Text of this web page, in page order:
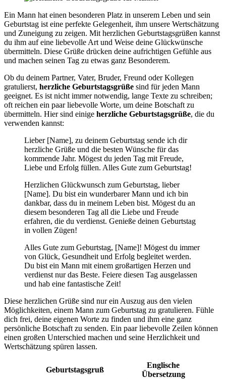
Ein Mann hat einen besonderen Platz in unserem Leben und sein
Geburtstag ist eine perfekte Gelegenheit, ihm unsere Wertschätzung
und Zuneigung zu zeigen. Mit herzlichen Geburtstagsgrüßen kannst
du ihm auf eine liebevolle Art und Weise deine Glückwünsche
übermitteln. Diese Grüße drücken deine aufrichtigen Gefühle aus
und machen seinen Tag zu etwas ganz Besonderem.
Ob du deinem Partner, Vater, Bruder, Freund oder Kollegen
gratulierst, herzliche Geburtstagsgrüße sind für jeden Mann
geeignet. Es ist nicht immer notwendig, lange Texte zu schreiben;
oft reichen ein paar liebevolle Worte, um deine Botschaft zu
übermitteln. Hier sind einige herzliche Geburtstagsgrüße, die du
verwenden kannst:
Lieber [Name], zu deinem Geburtstag sende ich dir
herzliche Grüße und die besten Wünsche für das
kommende Jahr. Mögest du jeden Tag mit Freude,
Liebe und Erfolg füllen. Alles Gute zum Geburtstag!
Herzlichen Glückwunsch zum Geburtstag, lieber
[Name]. Du bist ein wunderbarer Mann und ich bin
dankbar, dass du in meinem Leben bist. Mögest du an
diesem besonderen Tag all die Liebe und Freude
erfahren, die du verdienst. Genieße deinen Geburtstag
in vollen Zügen!
Alles Gute zum Geburtstag, [Name]! Mögest du immer
von Glück, Gesundheit und Erfolg begleitet werden.
Du bist ein Mann mit einem großartigen Herzen und
verdienst nur das Beste. Feiere diesen Tag ausgelassen
und hab eine fantastische Zeit!
Diese herzlichen Grüße sind nur ein Auszug aus den vielen
Möglichkeiten, einem Mann zum Geburtstag zu gratulieren. Fühle
dich frei, deine eigenen Worte zu finden und ihm eine ganz
persönliche Botschaft zu senden. Ein paar liebevolle Zeilen können
einen großen Unterschied machen und seine Herzlichkeit und
Wertschätzung spüren lassen.
Geburtstagsgruß
Englische
Übersetzung